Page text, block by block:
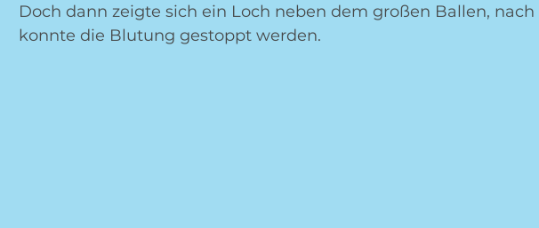
Doch dann zeigte sich ein Loch neben dem großen Ballen,
konnte die Blutung gestoppt werden.